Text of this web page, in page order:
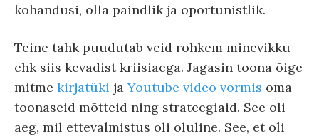
kohandusi, olla paindlik ja oportunistlik.
Teine tahk puudutab veid rohkem minevikku
ehk siis kevadist kriisiaega. Jagasin toona õige
mitme kirjatüki jaYoutube video vormis oma
toonaseid mõtteid ning strateegiaid. See oli
aeg, mil ettevalmistus oli oluline. See, et oli